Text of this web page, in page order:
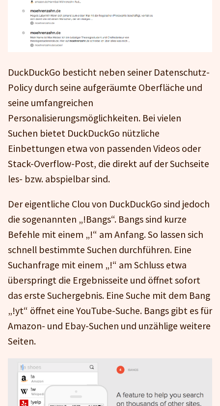
DuckDuckGo besticht neben seiner Datenschutz-
Policy durch seine aufgeräumte Oberfläche und
seine umfangreichen
Personalisierungsmöglichkeiten. Bei vielen
Suchen bietet DuckDuckGo nützliche
Einbettungen etwa von passenden Videos oder
Stack-Overflow-Post, die direkt auf der Suchseite
les- bzw. abspielbar sind.
Der eigentliche Clou von DuckDuckGo sind jedoch
die sogenannten „!Bangs“. Bangs sind kurze
Befehle mit einem „!“ am Anfang. So lassen sich
schnell bestimmte Suchen durchführen. Eine
Suchanfrage mit einem „!“ am Schluss etwa
überspringt die Ergebnisseite und öffnet sofort
das erste Suchergebnis. Eine Suche mit dem Bang
„!yt“ öffnet eine YouTube-Suche. Bangs gibt es für
Amazon- und Ebay-Suchen und unzählige weitere
Seiten.